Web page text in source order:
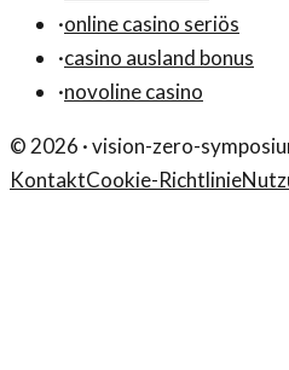
·online casino seriös
·casino ausland bonus
·novoline casino
© 2026 ·vision-zero-
KontaktCookie-Richtlinie